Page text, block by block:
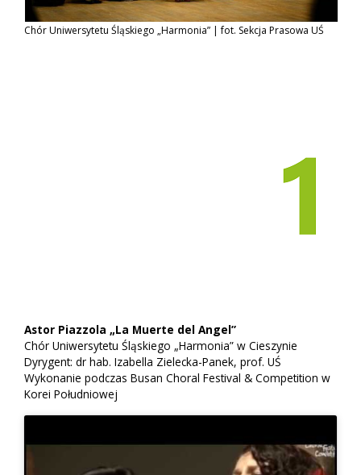
Chór Uniwersytetu Śląskiego „Harmonia” | fot. Sekcja Prasowa UŚ
Astor Piazzola „La Muerte del Angel”
Chór Uniwersytetu Śląskiego „Harmonia” w Cieszynie
Dyrygent: dr hab. Izabella Zielecka-Panek, prof. UŚ
Wykonanie podczas Busan Choral Festival & Competition w
Korei Południowej